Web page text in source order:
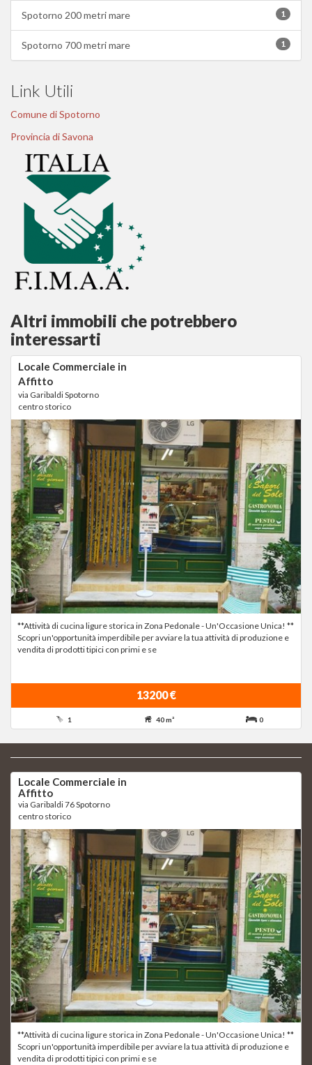
1
Spotorno 200 metri mare
1
Spotorno 700 metri mare
Link Utili
Comune di Spotorno
Provincia di Savona
Altri immobili che potrebbero
interessarti
Locale Commerciale in
Affitto
via Garibaldi Spotorno
centro storico
**Attività di cucina ligure storica in Zona Pedonale - Un'Occasione Unica! **
Scopri un'opportunità imperdibile per avviare la tua attività di produzione e
vendita di prodotti tipici con primi e se
13200 €
1 40 m² 0
Locale Commerciale in
Affitto
via Garibaldi 76 Spotorno
centro storico
**Attività di cucina ligure storica in Zona Pedonale - Un'Occasione Unica! **
Scopri un'opportunità imperdibile per avviare la tua attività di produzione e
vendita di prodotti tipici con primi e se